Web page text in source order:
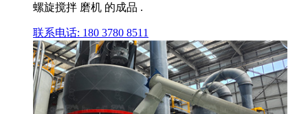
螺旋搅拌 磨机 的成品 .
联系电话: 180 3780 8511